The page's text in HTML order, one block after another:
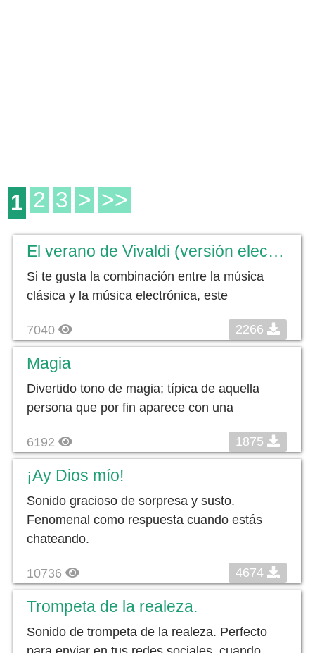
1 2 3 > >>
El verano de Vivaldi (versión electrónica)
Si te gusta la combinación entre la música
clásica y la música electrónica, este
7040 2266
Magia
Divertido tono de magia; típica de aquella
persona que por fin aparece con una
6192 1875
¡Ay Dios mío!
Sonido gracioso de sorpresa y susto.
Fenomenal como respuesta cuando estás
chateando.
10736 4674
Trompeta de la realeza.
Sonido de trompeta de la realeza. Perfecto